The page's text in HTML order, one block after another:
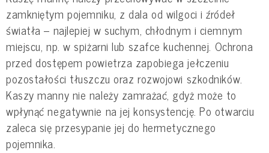
zamkniętym pojemniku, z dala od wilgoci i źródeł
światła – najlepiej w suchym, chłodnym i ciemnym
miejscu, np. w spiżarni lub szafce kuchennej. Ochrona
przed dostępem powietrza zapobiega jełczeniu
pozostałości tłuszczu oraz rozwojowi szkodników.
Kaszy manny nie należy zamrażać, gdyż może to
wpłynąć negatywnie na jej konsystencję. Po otwarciu
zaleca się przesypanie jej do hermetycznego
pojemnika.